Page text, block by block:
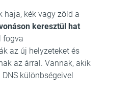
haja, kék vagy zöld a
keresztül hat
fogva
az új helyzeteket és
az árral. Vannak, akik
különbségeivel